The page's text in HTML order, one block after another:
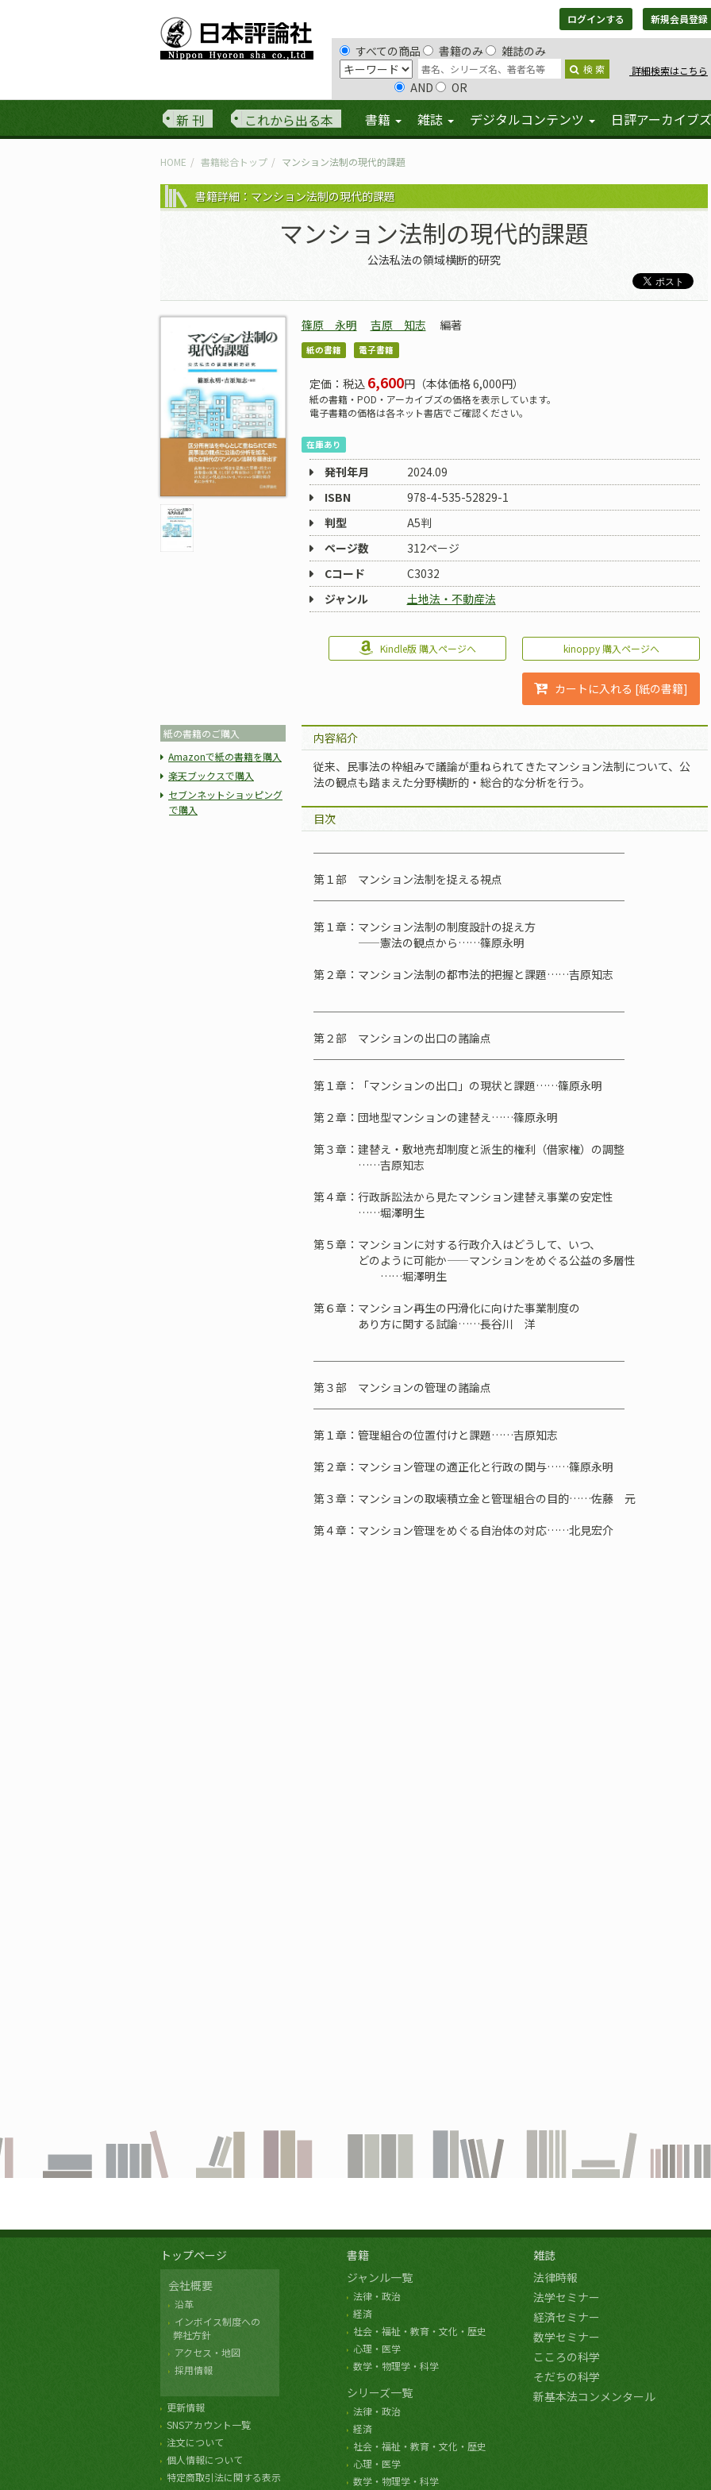
ログインする 新規会員登録
すべての商品 書籍のみ 雑誌のみ
検 索 詳細検索はこちら
AND OR
新 刊 これから出る本 書籍 雑誌 デジタルコンテンツ 日評アーカイブズ
HOME 書籍総合トップ マンション法制の現代的課題
書籍詳細：マンション法制の現代的課題
マンション法制の現代的課題
公法私法の領域横断的研究
篠原 永明 吉原 知志 編著
紙の書籍 電子書籍
定価：税込 6,600円（本体価格 6,000円）
紙の書籍・POD・アーカイブズの価格を表示しています。
電子書籍の価格は各ネット書店でご確認ください。
在庫あり
発刊年月
2024.09
ISBN
978-4-535-52829-1
判型
A5判
ページ数
312ページ
Cコード
C3032
ジャンル
土地法・不動産法
Kindle版 購入ページへ kinoppy 購入ページへ
カートに入れる [紙の書籍]
紙の書籍のご購入
Amazonで紙の書籍を購入
楽天ブックスで購入
セブンネットショッピング
で購入
内容紹介
従来、民事法の枠組みで議論が重ねられてきたマンション法制について、公
法の観点も踏まえた分野横断的・総合的な分析を行う。
目次
第１部 マンション法制を捉える視点
第１章：マンション法制の制度設計の捉え方
——憲法の観点から……篠原永明
第２章：マンション法制の都市法的把握と課題……吉原知志
第２部 マンションの出口の諸論点
第１章：「マンションの出口」の現状と課題……篠原永明
第２章：団地型マンションの建替え……篠原永明
第３章：建替え・敷地売却制度と派生的権利（借家権）の調整
……吉原知志
第４章：行政訴訟法から見たマンション建替え事業の安定性
……堀澤明生
第５章：マンションに対する行政介入はどうして、いつ、
どのように可能か——マンションをめぐる公益の多層性
……堀澤明生
第６章：マンション再生の円滑化に向けた事業制度の
あり方に関する試論……長谷川 洋
第３部 マンションの管理の諸論点
第１章：管理組合の位置付けと課題……吉原知志
第２章：マンション管理の適正化と行政の関与……篠原永明
第３章：マンションの取壊積立金と管理組合の目的……佐藤 元
第４章：マンション管理をめぐる自治体の対応……北見宏介
トップページ
会社概要
沿革
インボイス制度への
弊社方針
アクセス・地図
採用情報
更新情報
SNSアカウント一覧
注文について
個人情報について
特定商取引法に関する表示
書籍
ジャンル一覧
法律・政治
経済
社会・福祉・教育・文化・歴史
心理・医学
数学・物理学・科学
シリーズ一覧
法律・政治
経済
社会・福祉・教育・文化・歴史
心理・医学
数学・物理学・科学
雑誌
法律時報
法学セミナー
経済セミナー
数学セミナー
こころの科学
そだちの科学
新基本法コンメンタール